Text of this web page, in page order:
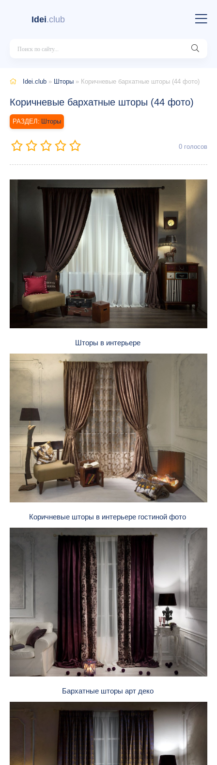
Idei.club
Idei.club » Шторы » Коричневые бархатные шторы (44 фото)
Коричневые бархатные шторы (44 фото)
Шторы
0 голосов
Шторы в интерьере
Коричневые шторы в интерьере гостиной фото
Бархатные шторы арт деко